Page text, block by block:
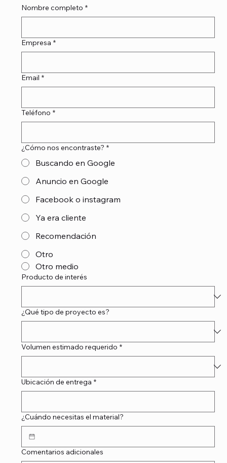
Nombre completo *
Empresa *
Email *
Teléfono *
¿Cómo nos encontraste? *
Buscando en Google
Anuncio en Google
Facebook o instagram
Ya era cliente
Recomendación
Otro
Otro medio
Producto de interés
¿Qué tipo de proyecto es?
Volumen estimado requerido *
Ubicación de entrega *
¿Cuándo necesitas el material?
Comentarios adicionales